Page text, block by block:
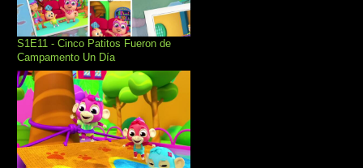
S1E11 - Cinco Patitos Fueron de
Campamento Un Día